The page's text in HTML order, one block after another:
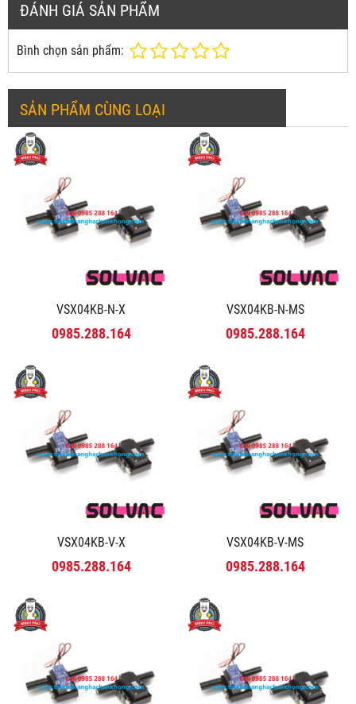
ĐÁNH GIÁ SẢN PHẨM
Bình chọn sản phẩm:
SẢN PHẨM CÙNG LOẠI
VSX04KB-N-X
0985.288.164
VSX04KB-N-MS
0985.288.164
VSX04KB-V-X
0985.288.164
VSX04KB-V-MS
0985.288.164